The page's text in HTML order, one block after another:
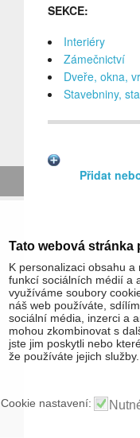
SEKCE:
Interiéry
Zámečnictví
Dveře, okna,
Stavebniny,
Přidat
Tato webová stránka
K personalizaci obsahu
funkcí sociálních médií a
využíváme soubory
náš web používáte,
sociální média, inzerci a
mohou zkombinovat s
jste jim poskytli nebo
že používáte jejich služby.
Cookie nastavení: